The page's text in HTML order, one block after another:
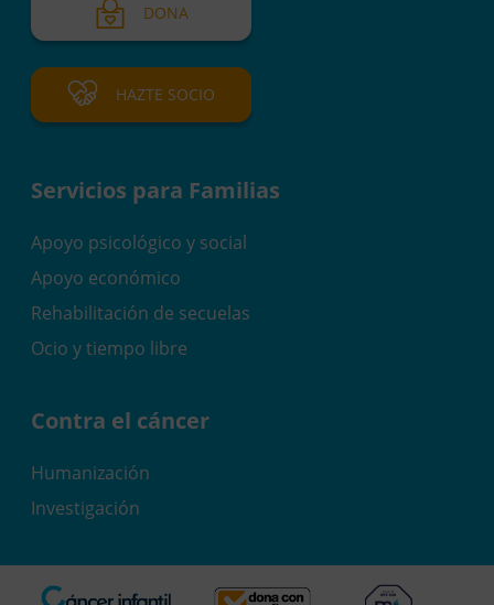
DONA
HAZTE SOCIO
Servicios para Familias
Apoyo psicológico y social
Apoyo económico
Rehabilitación de secuelas
Ocio y tiempo libre
Contra el cáncer
Humanización
Investigación